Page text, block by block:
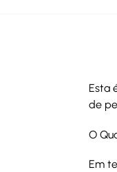
Esta
de
O
Em